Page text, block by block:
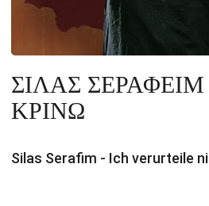
ΣΙΛΑΣ ΣΕΡΑΦΕΙΜ
ΚΡΙΝΩ
Silas Serafim - Ich verurteile